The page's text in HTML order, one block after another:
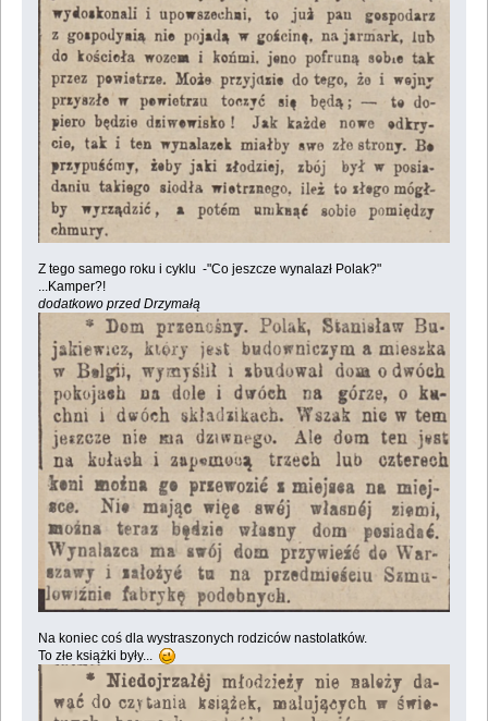
Z tego samego roku i cyklu -"Co jeszcze wynalazł Polak?"
...Kamper?!
dodatkowo przed Drzymałą
Na koniec coś dla wystraszonych rodziców nastolatków.
To złe książki były...